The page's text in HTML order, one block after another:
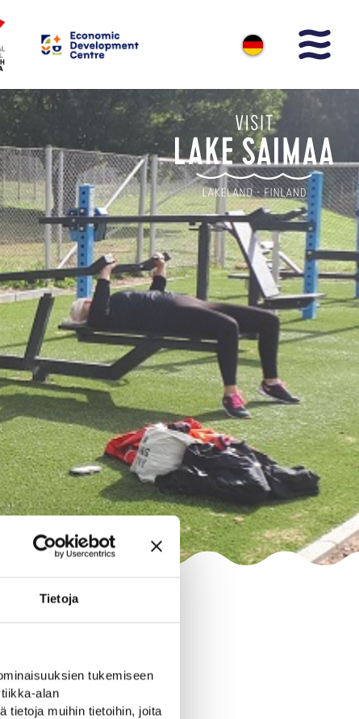
Tietoja
tukemiseen
alan
tietoja muihin tietoihin, joita